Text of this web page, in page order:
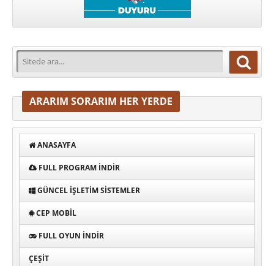
ARARIM SORARIM HER YERDE
ANASAYFA
FULL PROGRAM INDIR
GÜNCEL İŞLETIM SISTEMLER
CEP MOBIL
FULL OYUN İNDIR
ÇEŞIT